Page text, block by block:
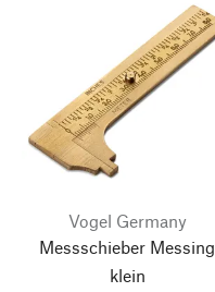
Vogel Germany
Messschieber Messing
klein